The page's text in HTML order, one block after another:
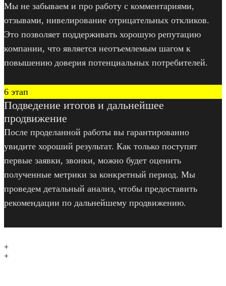
Мы не забываем и про работу с комментариями,
отзывами, нивелирование отрицательных откликов.
Это позволяет поддерживать хорошую репутацию
компании, что является неотъемлемым шагом к
повышению доверия потенциальных потребителей.
6 этап
Подведение итогов и дальнейшее
продвижение
После проделанной работы вы гарантированно
увидите хороший результат. Как только поступят
первые заявки, звонки, можно будет оценить
полученные метрики за конкретный период. Мы
проведем детальный анализ, чтобы предоставить
рекомендации по дальнейшему продвижению.
+
+